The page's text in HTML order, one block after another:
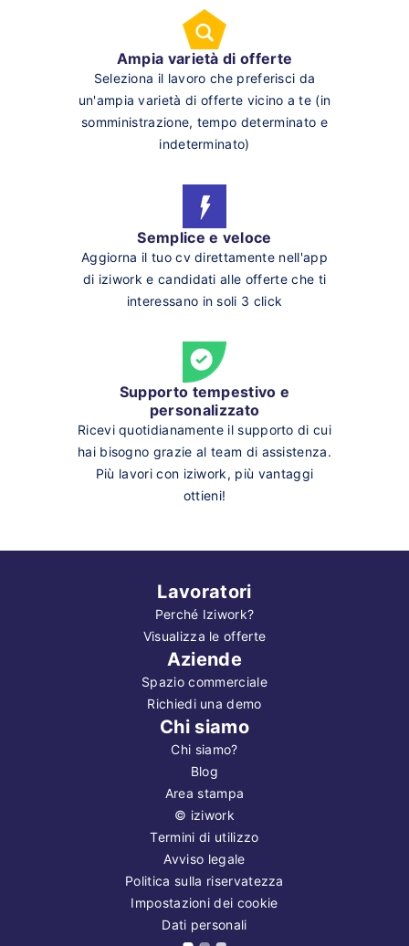
Ampia varietà di offerte
Seleziona il lavoro che preferisci da
un'ampia varietà di offerte vicino a te (in
somministrazione, tempo determinato e
indeterminato)
Semplice e veloce
Aggiorna il tuo cv direttamente nell'app
di iziwork e candidati alle offerte che ti
interessano in soli 3 click
Supporto tempestivo e
personalizzato
Ricevi quotidianamente il supporto di cui
hai bisogno grazie al team di assistenza.
Più lavori con iziwork, più vantaggi
ottieni!
Lavoratori
Perché Iziwork?
Visualizza le offerte
Aziende
Spazio commerciale
Richiedi una demo
Chi siamo
Chi siamo?
Blog
Area stampa
© iziwork
Termini di utilizzo
Avviso legale
Politica sulla riservatezza
Impostazioni dei cookie
Dati personali